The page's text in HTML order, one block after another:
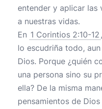
entender y aplicar las
a nuestras vidas.
En 1 Corintios 2:10-12
lo escudriña todo,
Dios. Porque ¿quién
una persona sino su
ella? De la misma
pensamientos de